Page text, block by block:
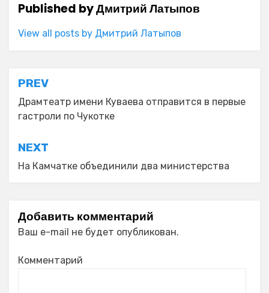
Published byДмитрий Латыпов
View all posts by Дмитрий Латыпов
Навигация
по
записям
PREV
Драмтеатр имени Куваева отправится в первые
гастроли по Чукотке
NEXT
На Камчатке объединили два министерства
Добавить комментарий
Ваш e-mail не будет опубликован.
Комментарий